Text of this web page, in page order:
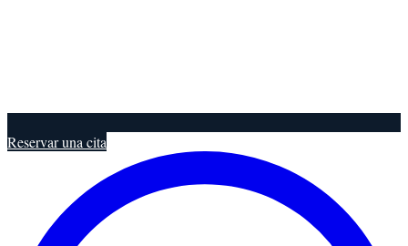
Reservar una cita